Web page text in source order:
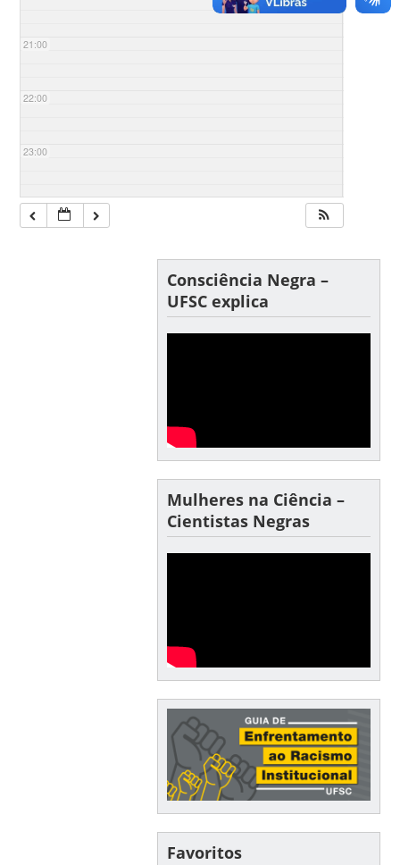
21:00
22:00
23:00
Consciência Negra –
UFSC explica
Mulheres na Ciência –
Cientistas Negras
Favoritos